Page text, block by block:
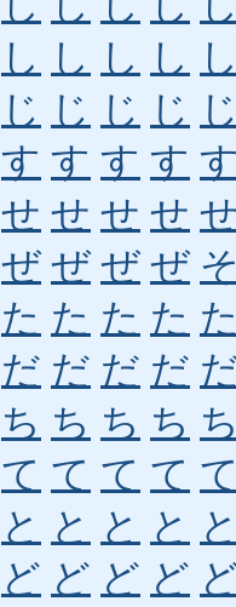
し し し し
じ じ じ じ
す す す す
せ せ せ せ
ぜ ぜ ぜ ぜ
た た た た
だ だ だ だ
ち ち ち ち
て て て て
と と と と
ど ど ど ど